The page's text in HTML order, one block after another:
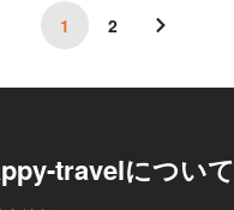
1 2
travelについて